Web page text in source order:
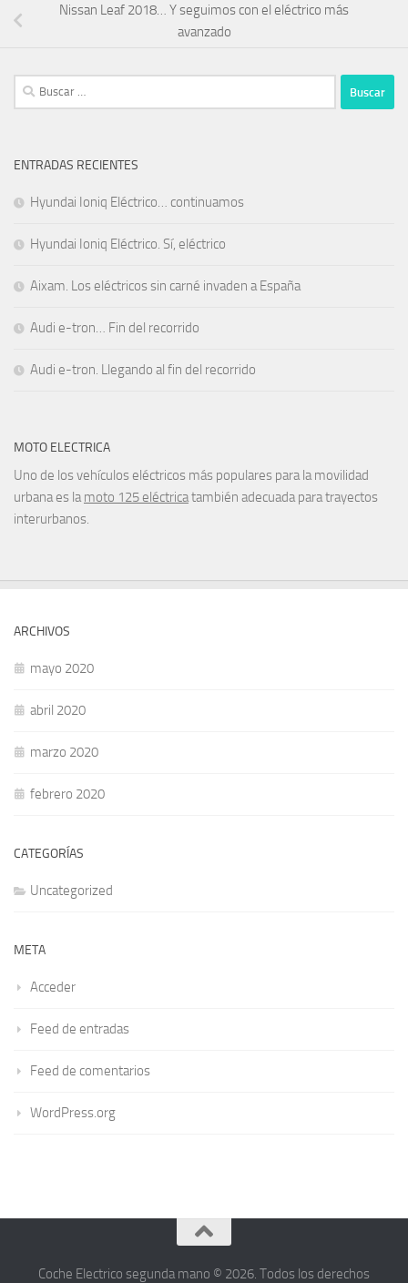
Nissan Leaf 2018… Y seguimos con el eléctrico más
avanzado
Buscar:
ENTRADAS RECIENTES
Hyundai Ioniq Eléctrico… continuamos
Hyundai Ioniq Eléctrico. Sí, eléctrico
Aixam. Los eléctricos sin carné invaden a España
Audi e-tron… Fin del recorrido
Audi e-tron. Llegando al fin del recorrido
MOTO ELECTRICA
Uno de los vehículos eléctricos más populares para la movilidad
urbana es lamoto 125 eléctricatambién adecuada para trayectos
interurbanos.
ARCHIVOS
mayo 2020
abril 2020
marzo 2020
febrero 2020
CATEGORÍAS
Uncategorized
META
Acceder
Feed de entradas
Feed de comentarios
WordPress.org
Coche Electrico segunda mano © 2026. Todos los derechos